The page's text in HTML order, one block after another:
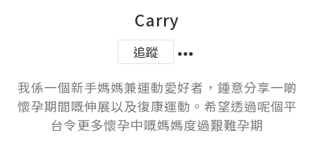
Carry
追蹤
我係一個新手媽媽兼運動愛好者，鍾意分享一啲
懷孕期間嘅伸展以及復康運動。希望透過呢個平
台令更多懷孕中嘅媽媽度過艱難孕期